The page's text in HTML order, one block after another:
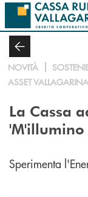
Salta al contenuto
NOVITÀ
ASSET
La Cassa
Sperimenta